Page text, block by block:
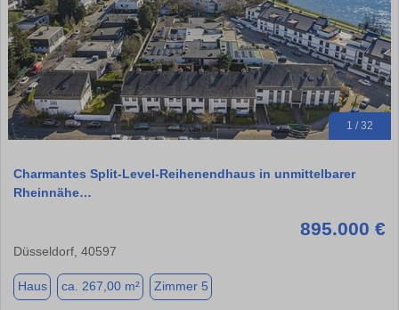
1 / 32
Charmantes Split-Level-Reihenendhaus in unmittelbarer
Rheinnähe…
895.000 €
Düsseldorf, 40597
Haus ca. 267,00 m² Zimmer 5